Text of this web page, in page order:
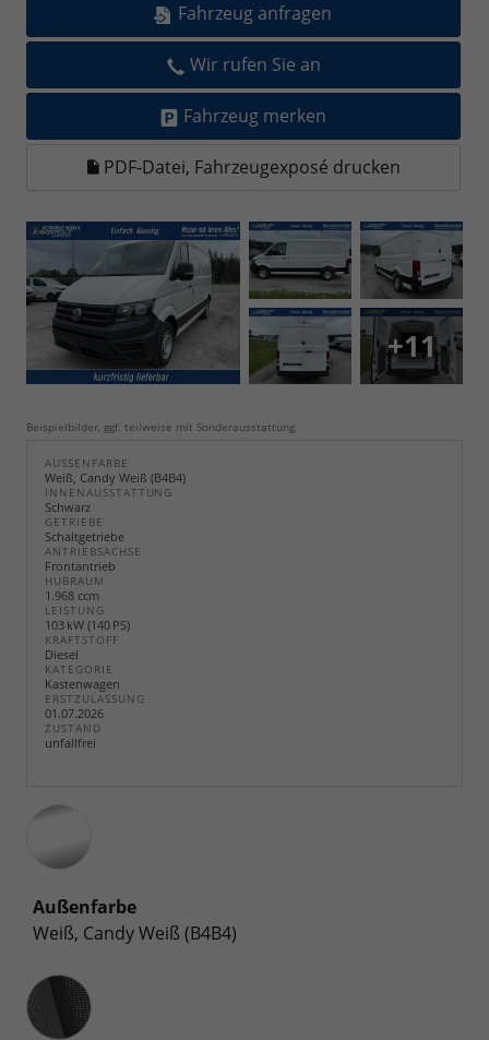
Fahrzeug anfragen
Wir rufen Sie an
Fahrzeug merken
PDF-Datei, Fahrzeugexposé drucken
+11
Beispielbilder, ggf. teilweise mit Sonderausstattung
AUSSENFARBE
Weiß, Candy Weiß (B4B4)
INNENAUSSTATTUNG
Schwarz
GETRIEBE
Schaltgetriebe
ANTRIEBSACHSE
Frontantrieb
HUBRAUM
1.968 ccm
LEISTUNG
103 kW (140 PS)
KRAFTSTOFF
Diesel
KATEGORIE
Kastenwagen
ERSTZULASSUNG
01.07.2026
ZUSTAND
unfallfrei
Außenfarbe
Weiß, Candy Weiß (B4B4)
Innenausstattung